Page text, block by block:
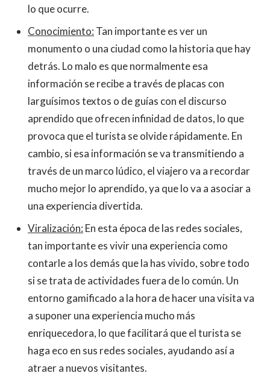
lo que ocurre.
Conocimiento: Tan importante es ver un
monumento o una ciudad como la historia que hay
detrás. Lo malo es que normalmente esa
información se recibe a través de placas con
larguísimos textos o de guías con el discurso
aprendido que ofrecen infinidad de datos, lo que
provoca que el turista se olvide rápidamente. En
cambio, si esa información se va transmitiendo a
través de un marco lúdico, el viajero va a recordar
mucho mejor lo aprendido, ya que lo va a asociar a
una experiencia divertida.
Viralización: En esta época de las redes sociales,
tan importante es vivir una experiencia como
contarle a los demás que la has vivido, sobre todo
si se trata de actividades fuera de lo común. Un
entorno gamificado a la hora de hacer una visita va
a suponer una experiencia mucho más
enriquecedora, lo que facilitará que el turista se
haga eco en sus redes sociales, ayudando así a
atraer a nuevos visitantes.